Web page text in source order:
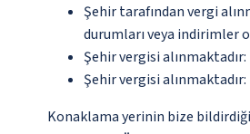
Şehir tarafından vergi
durumları veya indirimler
Şehir vergisi
Şehir vergisi
Konaklama yerinin bize